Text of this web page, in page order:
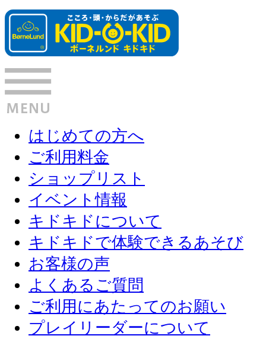
はじめての方へ
ご利用料金
ショップリスト
イベント情報
キドキドについて
キドキドで体験できるあそび
お客様の声
よくあるご質問
ご利用にあたってのお願い
プレイリーダーについて